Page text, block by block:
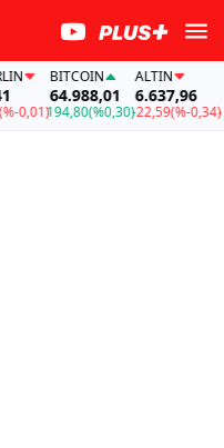
BITCOIN
64.988,01
194,80(%0,30)
ALTIN
6.637,96
-22,59(%-0,34)-